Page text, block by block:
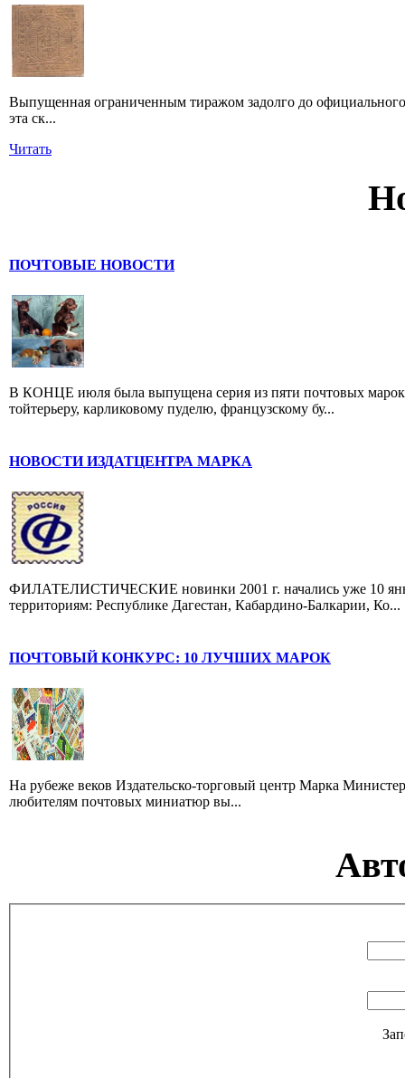
Выпущенная ограниченным тиражом задолго до
эта ск...
Читать
ПОЧТОВЫЕ НОВОСТИ
В КОНЦЕ июля была выпущена серия из пяти почтовых
тойтерьеру, карликовому пуделю, французскому бу...
НОВОСТИ ИЗДАТЦЕНТРА МАРКА
ФИЛАТЕЛИСТИЧЕСКИЕ новинки 2001 г. начались уже 10
территориям: Республике Дагестан, Кабардино-Балкарии, Ко...
ПОЧТОВЫЙ КОНКУРС: 10 ЛУЧШИХ МАРОК
На рубеже веков Издательско-торговый центр Марка
любителям почтовых миниатюр вы...